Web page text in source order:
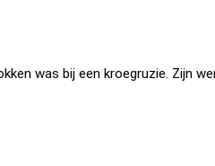
was bij een kroegruzie. Zijn